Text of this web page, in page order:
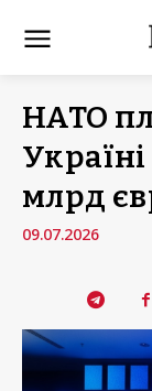
НАТО
млрд
09.07.2026